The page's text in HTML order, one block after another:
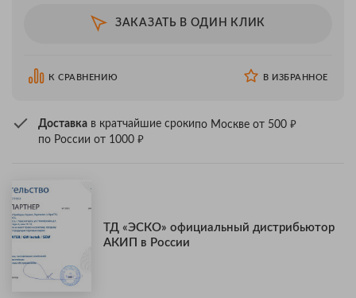
ЗАКАЗАТЬ В ОДИН КЛИК
К СРАВНЕНИЮ В ИЗБРАННОЕ
Доставка в кратчайшие срокипо Москве от 500 ₽
по России от 1000 ₽
ТД «ЭСКО» официальный дистрибьютор
АКИП в России